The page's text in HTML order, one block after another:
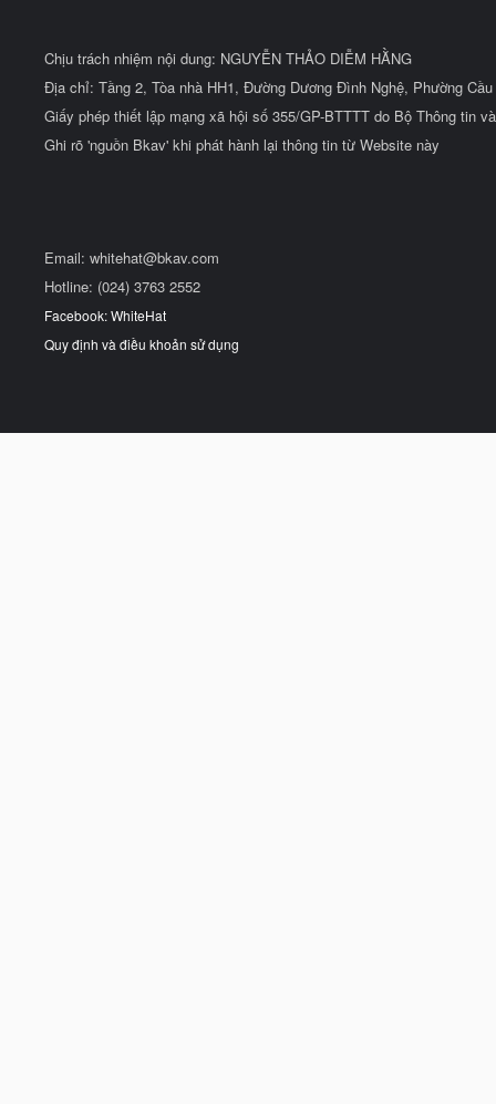
Chịu trách nhiệm nội dung: NGUYỄN THẢO DIỄM HẰNG
Địa chỉ: Tầng 2, Tòa nhà HH1, Đường Dương Đình Nghệ, Phường
Giấy phép thiết lập mạng xã hội số 355/GP-BTTTT do Bộ Thông tin
Ghi rõ 'nguồn Bkav' khi phát hành lại thông tin từ Website này
Email: whitehat@bkav.com
Hotline: (024) 3763 2552
Facebook: WhiteHat
Quy định và điều khoản sử dụng